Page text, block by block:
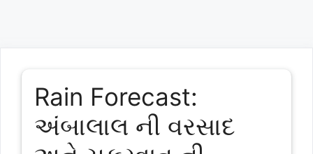
Rain Forecast:
અંબાલાલ ની વરસાદ